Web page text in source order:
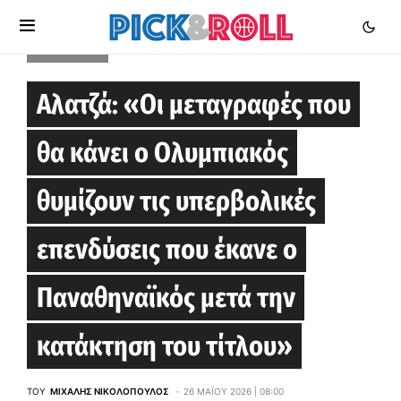
Αλατζά: «Οι μεταγραφές που
θα κάνει ο Ολυμπιακός
θυμίζουν τις υπερβολικές
επενδύσεις που έκανε ο
Παναθηναϊκός μετά την
κατάκτηση του τίτλου»
ΤΟΥ ΜΙΧΆΛΗΣ ΝΙΚΟΛΌΠΟΥΛΟΣ 26 ΜΑΪ́ΟΥ 2026 | 08:00